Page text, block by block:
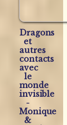
Dragons
et
autres
contacts
avec
le
monde
invisible
-
Monique
&